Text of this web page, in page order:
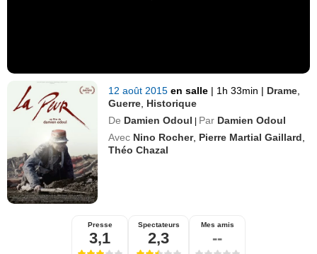
12 août 2015en salle | 1h 33min | Drame
Guerre Historique
De Damien Odoul | Par Damien Odoul
Avec Nino Rocher, Pierre Martial Gaillard
Théo Chazal
Presse
3,1
Spectateurs
2,3
Mes amis
--